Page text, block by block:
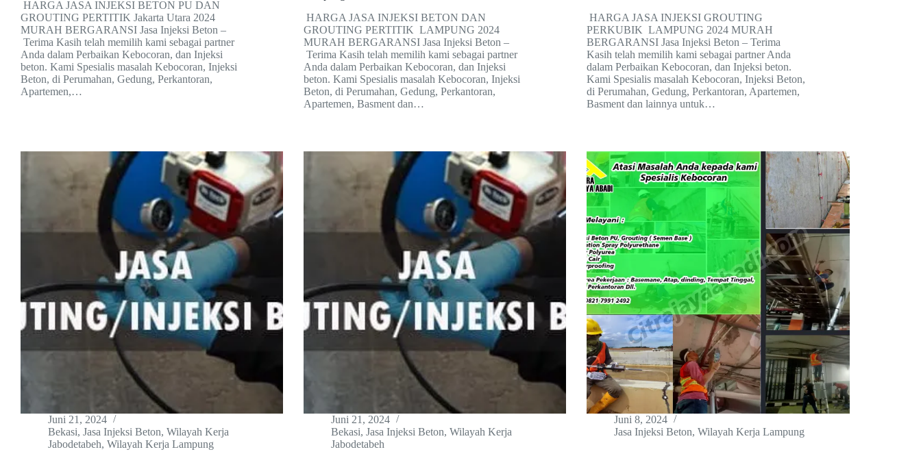
HARGA JASA INJEKSI BETON PU DAN
GROUTING PERTITIK Jakarta Utara 2024
MURAH BERGARANSI Jasa Injeksi Beton –
Terima Kasih telah memilih kami sebagai partner
Anda dalam Perbaikan Kebocoran, dan Injeksi
beton. Kami Spesialis masalah Kebocoran, Injeksi
Beton, di Perumahan, Gedung, Perkantoran,
Apartemen,…
HARGA JASA INJEKSI BETON DAN
GROUTING PERTITIK LAMPUNG 2024
MURAH BERGARANSI Jasa Injeksi Beton –
Terima Kasih telah memilih kami sebagai partner
Anda dalam Perbaikan Kebocoran, dan Injeksi
beton. Kami Spesialis masalah Kebocoran, Injeksi
Beton, di Perumahan, Gedung, Perkantoran,
Apartemen, Basment dan…
HARGA JASA INJEKSI GROUTING
PERKUBIK LAMPUNG 2024 MURAH
BERGARANSI Jasa Injeksi Beton – Terima
Kasih telah memilih kami sebagai partner Anda
dalam Perbaikan Kebocoran, dan Injeksi beton.
Kami Spesialis masalah Kebocoran, Injeksi Beton,
di Perumahan, Gedung, Perkantoran, Apartemen,
Basment dan lainnya untuk…
Juni 21, 2024
Bekasi, Jasa Injeksi Beton, Wilayah Kerja
Jabodetabeh, Wilayah Kerja Lampung
Juni 21, 2024
Bekasi,Jasa Injeksi Beton,Wilayah Kerja
Jabodetabeh
Juni 8, 2024
Jasa Injeksi Beton,Wilayah Kerja Lampung